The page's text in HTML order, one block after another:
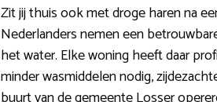
Zit jij thuis ook met droge haren na
Nederlanders nemen een
het water. Elke woning heeft daar
minder wasmiddelen nodig,